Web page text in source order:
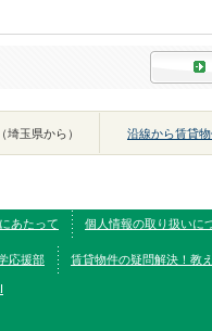
（埼玉県から） 沿線から賃貸
あたって 個人情報の取り扱いに
応援部 賃貸物件の疑問解決！教